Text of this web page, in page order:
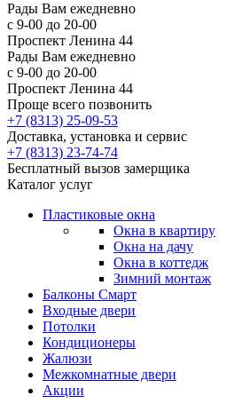
Рады Вам ежедневно
с 9-00 до 20-00
Проспект Ленина 44
Рады Вам ежедневно
с 9-00 до 20-00
Проспект Ленина 44
Проще всего позвонить
+7 (8313) 25-09-53
Доставка, установка и сервис
+7 (8313) 23-74-74
Бесплатный вызов замерщика
Каталог услуг
Пластиковые окна
Окна в квартиру
Окна на дачу
Окна в коттедж
Зимний монтаж
Балконы Смарт
Входные двери
Потолки
Кондиционеры
Жалюзи
Межкомнатные двери
Акции